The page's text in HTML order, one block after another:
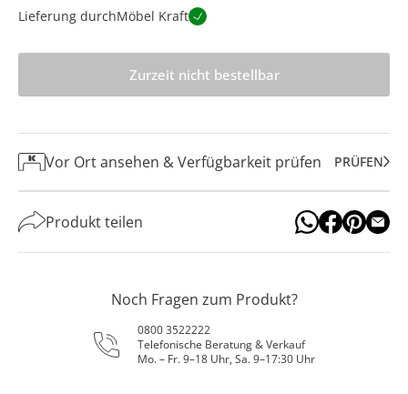
Lieferung durchMöbel Kraft
Zurzeit nicht bestellbar
Vor Ort ansehen & Verfügbarkeit prüfen PRÜFEN
Produkt teilen
Noch Fragen zum Produkt?
0800 3522222
Telefonische Beratung & Verkauf
Mo. – Fr. 9–18 Uhr, Sa. 9–17:30 Uhr